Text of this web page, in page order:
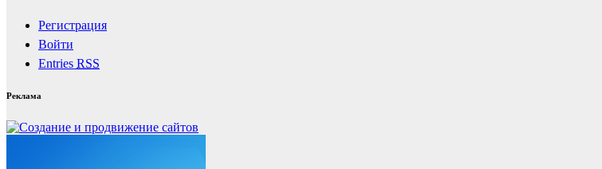
Регистрация
Войти
Entries RSS
Реклама